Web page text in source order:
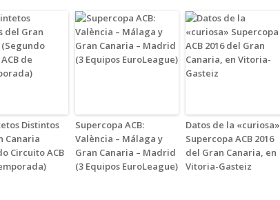
Distintos
Canaria
Circuito ACB
Supercopa ACB:
València – Málaga y
Gran Canaria – Madrid
(3 Equipos EuroLeague)
Datos de la «curiosa»
Supercopa ACB 2016
del Gran Canaria, en
Vitoria-Gasteiz